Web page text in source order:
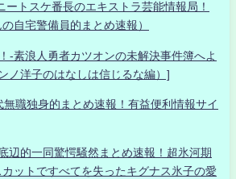
ートスケ番長のエキストラ芸能情報局！
自宅警備員的まとめ速報）
-素浪人勇者カツオンの未解決事件簿へよ
ノ洋子のはなしは信じるな編）]
独身的まとめ速報！有益便利情報サイ
辺的一同驚愕騒然まとめ速報！超氷河期
ットですべてを失ったキグナス氷子の愛